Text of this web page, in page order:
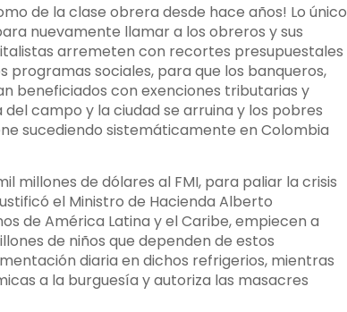
de la clase obrera desde hace años! Lo único
nuevamente llamar a los obreros y sus
arremeten con recortes presupuestales
programas sociales, para que los banqueros,
beneficiados con exenciones tributarias y
campo y la ciudad se arruina y los pobres
sucediendo sistemáticamente en Colombia
millones de dólares al FMI, para paliar la crisis
el Ministro de Hacienda Alberto
de América Latina y el Caribe, empiecen a
de niños que dependen de estos
diaria en dichos refrigerios, mientras
a la burguesía y autoriza las masacres